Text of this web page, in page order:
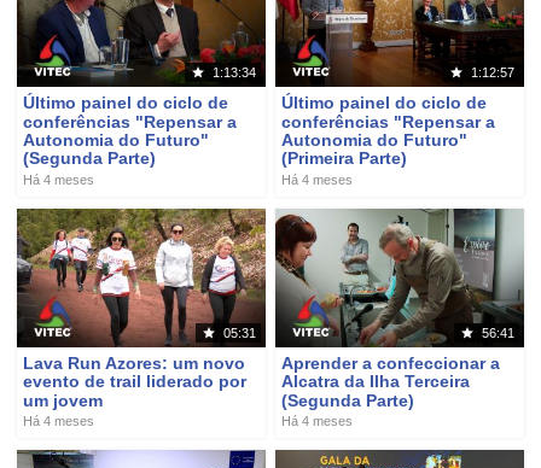
1:13:34
Último painel do ciclo de
conferências "Repensar a
Autonomia do Futuro"
(Segunda Parte)
Há 4 meses
1:12:57
Último painel do ciclo de
conferências "Repensar a
Autonomia do Futuro"
(Primeira Parte)
Há 4 meses
05:31
Lava Run Azores: um novo
evento de trail liderado por
um jovem
Há 4 meses
56:41
Aprender a confeccionar a
Alcatra da Ilha Terceira
(Segunda Parte)
Há 4 meses